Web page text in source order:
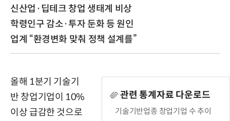
신산업·딥테크 창업 생태계 비상
학령인구 감소·투자 둔화 등 원인
업계 “환경변화 맞춰 정책 설계를”
관련 통계자료 다운로드
기술기반업종 창업기업 수 추이
올해 1분기 기술기
반 창업기업이 10%
이상 급감한 것으로